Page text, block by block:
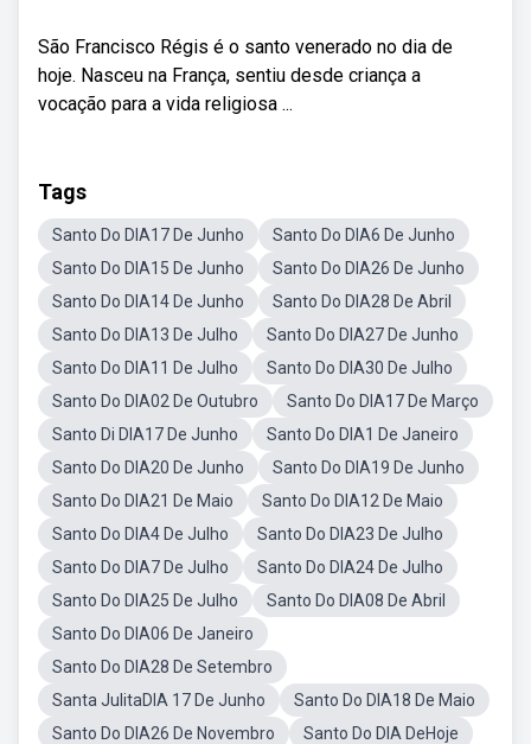
São Francisco Régis é o santo venerado no dia de
hoje. Nasceu na França, sentiu desde criança a
vocação para a vida religiosa ...
Tags
Santo Do DIA17 De Junho
Santo Do DIA6 De Junho
Santo Do DIA15 De Junho
Santo Do DIA26 De Junho
Santo Do DIA14 De Junho
Santo Do DIA28 De Abril
Santo Do DIA13 De Julho
Santo Do DIA27 De Junho
Santo Do DIA11 De Julho
Santo Do DIA30 De Julho
Santo Do DIA02 De Outubro
Santo Do DIA17 De Março
Santo Di DIA17 De Junho
Santo Do DIA1 De Janeiro
Santo Do DIA20 De Junho
Santo Do DIA19 De Junho
Santo Do DIA21 De Maio
Santo Do DIA12 De Maio
Santo Do DIA4 De Julho
Santo Do DIA23 De Julho
Santo Do DIA7 De Julho
Santo Do DIA24 De Julho
Santo Do DIA25 De Julho
Santo Do DIA08 De Abril
Santo Do DIA06 De Janeiro
Santo Do DIA28 De Setembro
Santa JulitaDIA 17 De Junho
Santo Do DIA18 De Maio
Santo Do DIA26 De Novembro
Santo Do DIA DeHoje